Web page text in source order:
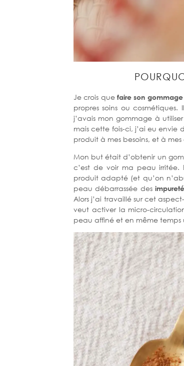
Je crois quefaire son
propres soins ou
j’avais mon gommage à
mais cette fois-ci, j’ai eu envie
produit à mes besoins, et à
Mon but était d’obtenir un
c’est de voir ma peau
produit adapté (et qu’on
peau débarrassée des
Alors j’ai travaillé sur cet
veut activer la micro-
peau affiné et en même